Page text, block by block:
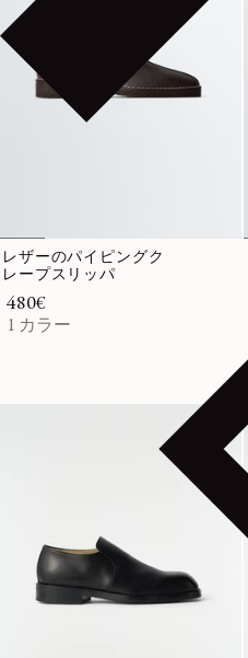
レザーのパイピングク
レープスリッパ
通常価格
480€
1 カラー